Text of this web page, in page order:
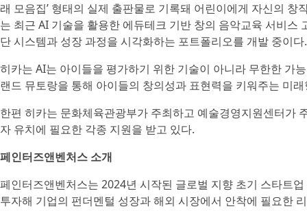
래 모음집’ 형태의 실제 출판물로 기록돼 어린이에게 자신의
는 최근 AI 기술을 활용한 에듀테크 기반 창의 음악교육 서비
단 시스템과 성장 과정을 시각화하는 포트폴리오를 개발 중이다.
히카는 AI는 아이들을 평가하기 위한 기술이 아니라 무한한 가
랜드 뮤토랑을 통해 아이들의 창의성과 표현력을 키워주는 미
한편 히카는 문화체육관광부가 주최하고 예술경영지원센터가
자 유치에 필요한 각종 지원을 받고 있다.
페인터즈앤벤처스 소개
페인터즈앤벤처스는 2024년 시작된 글로벌 지향 초기 스타트
투자해 기업의 펀더멘털 성장과 해외 시장에서 안착에 필요한